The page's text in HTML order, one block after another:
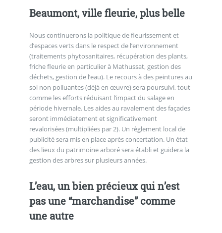
Beaumont, ville fleurie, plus belle
Nous continuerons la politique de fleurissement et
d’espaces verts dans le respect de l’environnement
(traitements phytosanitaires, récupération des plants,
friche fleurie en particulier à Mathussat, gestion des
déchets, gestion de l’eau). Le recours à des peintures au
sol non polluantes (déjà en œuvre) sera poursuivi, tout
comme les efforts réduisant l’impact du salage en
période hivernale. Les aides au ravalement des façades
seront immédiatement et significativement
revalorisées (multipliées par 2). Un règlement local de
publicité sera mis en place après concertation. Un état
des lieux du patrimoine arboré sera établi et guidera la
gestion des arbres sur plusieurs années.
L’eau, un bien précieux qui n’est
pas une “marchandise” comme
une autre